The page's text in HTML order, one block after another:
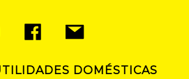
DOMÉSTICAS